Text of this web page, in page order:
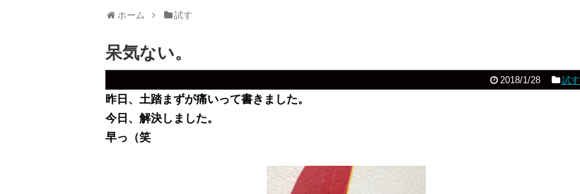
ホーム 試す
呆気ない。
2018/1/28 試す
昨日、土踏まずが痛いって書きました。
今日、解決しました。
早っ（笑